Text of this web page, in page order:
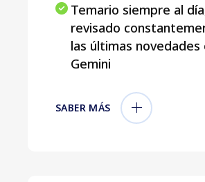
Temario siempre al
revisado
las últimas novedades
Gemini
SABER MÁS